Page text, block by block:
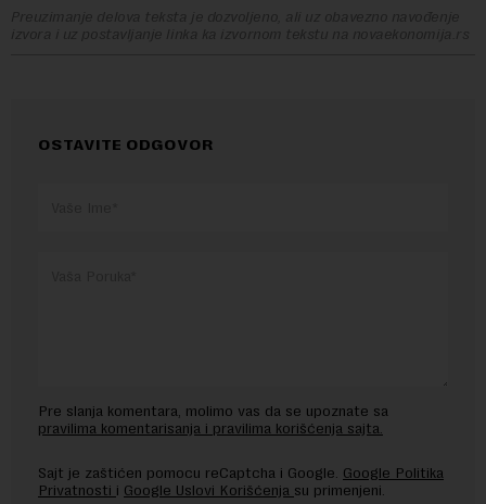
Preuzimanje delova teksta je dozvoljeno, ali uz obavezno navođenje
izvora i uz postavljanje linka ka izvornom tekstu na novaekonomija.rs
OSTAVITE ODGOVOR
Pre slanja komentara, molimo vas da se upoznate sa
pravilima komentarisanja i pravilima korišćenja sajta.
Sajt je zaštićen pomocu reCaptcha i Google. Google Politika
Privatnosti i Google Uslovi Korišćenja su primenjeni.